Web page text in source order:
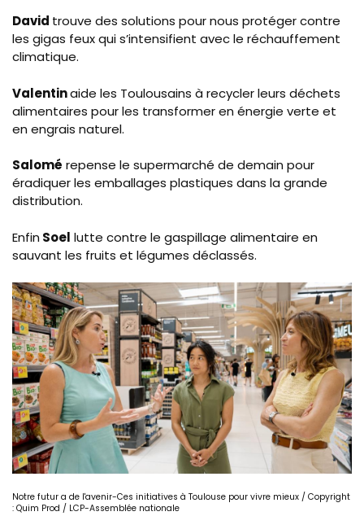
David trouve des solutions pour nous protéger contre
les gigas feux qui s’intensifient avec le réchauffement
climatique.
Valentinaide les Toulousains à recycler leurs déchets
alimentaires pour les transformer en énergie verte et
en engrais naturel.
Salomé repense le supermarché de demain pour
éradiquer les emballages plastiques dans la grande
distribution.
Enfin Soel lutte contre le gaspillage alimentaire en
sauvant les fruits et légumes déclassés.
Image
Notre futur a de l'avenir-Ces initiatives à Toulouse pour vivre mieux / Copyright
: Quim Prod / LCP-Assemblée nationale